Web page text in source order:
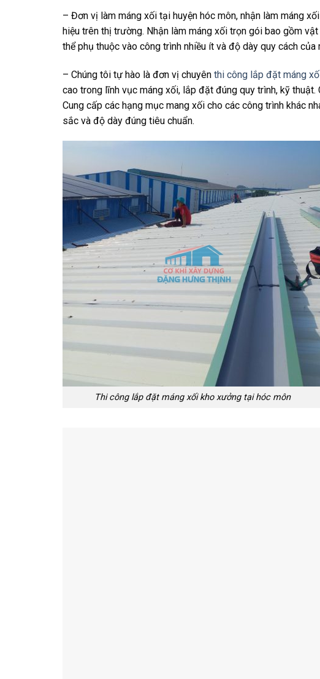
– Đơn vị làm máng xối tại huyện hóc môn, nhận làm máng
hiệu trên thị trường. Nhận làm máng xối trọn gói bao gồm
thể phụ thuộc vào công trình nhiều ít và độ dày quy cách của
– Chúng tôi tự hào là đơn vị chuyên thi công lắp đặt máng
cao trong lĩnh vục máng xối, lắp đặt đúng quy trình, kỹ
Cung cấp các hạng mục mang xối cho các công trình khác
sắc và độ dày đúng tiêu chuẩn.
Thi công lắp đặt máng xối kho xưởng tại hóc môn